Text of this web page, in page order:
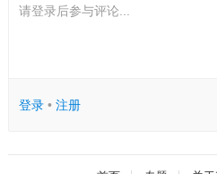
请登录后参与评论...
登录• 注册